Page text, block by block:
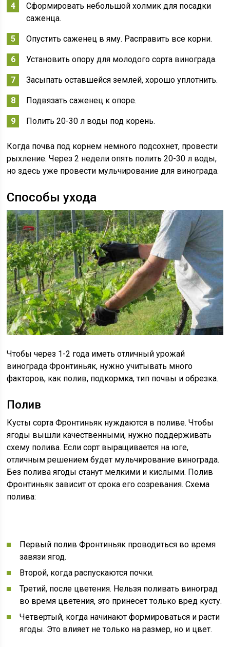
Сформировать небольшой холмик для посадки
саженца.
Опустить саженец в яму. Расправить все корни.
Установить опору для молодого сорта винограда.
Засыпать оставшейся землей, хорошо уплотнить.
Подвязать саженец к опоре.
Полить 20-30 л воды под корень.
Когда почва под корнем немного подсохнет, провести
рыхление. Через 2 недели опять полить 20-30 л воды,
но здесь уже провести мульчирование для винограда.
Способы ухода
Чтобы через 1-2 года иметь отличный урожай
винограда Фронтиньяк, нужно учитывать много
факторов, как полив, подкормка, тип почвы и обрезка.
Полив
Кусты сорта Фронтиньяк нуждаются в поливе. Чтобы
ягоды вышли качественными, нужно поддерживать
схему полива. Если сорт выращивается на юге,
отличным решением будет мульчирование винограда.
Без полива ягоды станут мелкими и кислыми. Полив
Фронтиньяк зависит от срока его созревания. Схема
полива:
Первый полив Фронтиньяк проводиться во время
завязи ягод.
Второй, когда распускаются почки.
Третий, после цветения. Нельзя поливать виноград
во время цветения, это принесет только вред кусту.
Четвертый, когда начинают формироваться и расти
ягоды. Это влияет не только на размер, но и цвет.